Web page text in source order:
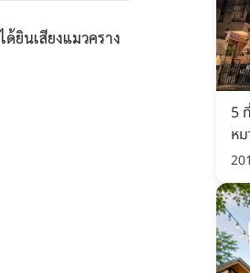
ยินเสียงแมวคราง
5
ห